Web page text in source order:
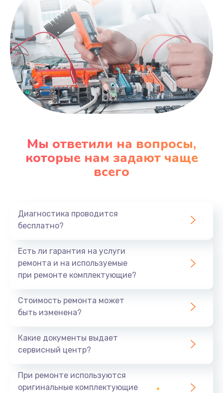
Мы ответили на вопросы,
которые нам задают чаще
всего
Диагностика проводится
бесплатно?
Есть ли гарантия на услуги
ремонта и на используемые
при ремонте комплектующие?
Стоимость ремонта может
быть изменена?
Какие документы выдает
сервисный центр?
При ремонте используются
оригинальные комплектующие